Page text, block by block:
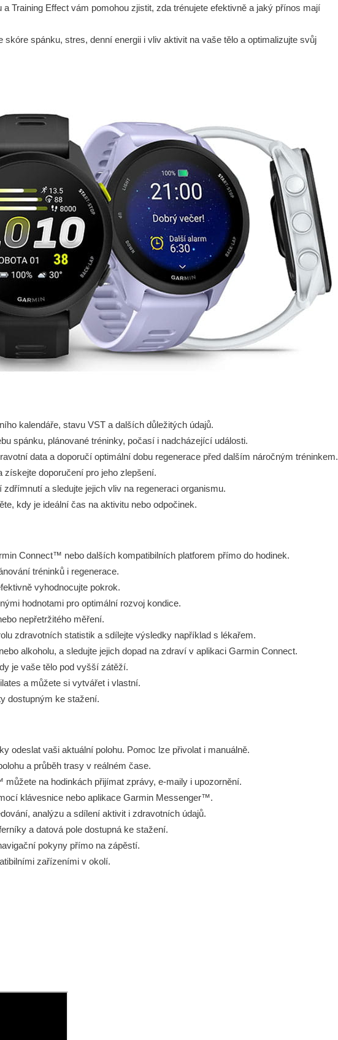
Training Effect vám pomohou zjistit, zda trénujete efektivně a jaký přínos mají
spánku, stres, denní energii i vliv aktivit na vaše tělo a optimalizujte svůj
kalendáře, stavu VST a dalších důležitých údajů.
spánku, plánované tréninky, počasí i nadcházející události.
data a doporučí optimální dobu regenerace před dalším náročným tréninkem.
získejte doporučení pro jeho zlepšení.
a sledujte jejich vliv na regeneraci organismu.
kdy je ideální čas na aktivitu nebo odpočinek.
Connect™ nebo dalších kompatibilních platforem přímo do hodinek.
tréninků i regenerace.
vyhodnocujte pokrok.
hodnotami pro optimální rozvoj kondice.
nepřetržitého měření.
zdravotních statistik a sdílejte výsledky například s lékařem.
alkoholu, a sledujte jejich dopad na zdraví v aplikaci Garmin Connect.
je vaše tělo pod vyšší zátěží.
a můžete si vytvářet i vlastní.
dostupným ke stažení.
odeslat vaši aktuální polohu. Pomoc lze přivolat i manuálně.
a průběh trasy v reálném čase.
na hodinkách přijímat zprávy, e-maily i upozornění.
klávesnice nebo aplikace Garmin Messenger™.
analýzu a sdílení aktivit i zdravotních údajů.
a datová pole dostupná ke stažení.
pokyny přímo na zápěstí.
zařízeními v okolí.